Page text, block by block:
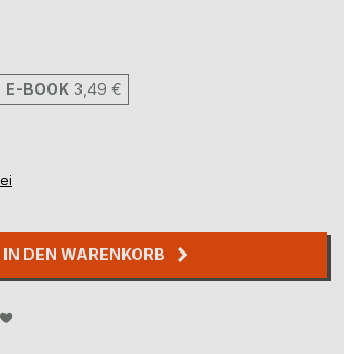
E-BOOK 3,49 €
IN DEN WARENKORB